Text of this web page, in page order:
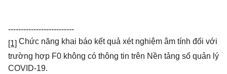
--------------------------
[1] Chức năng khai báo kết quả xét nghiệm âm tính đối với
trường hợp F0 không có thông tin trên Nền tảng số quản lý
COVID-19.